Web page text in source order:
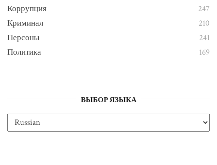
Коррупция
247
Криминал
210
Персоны
241
Политика
169
ВЫБОР ЯЗЫКА